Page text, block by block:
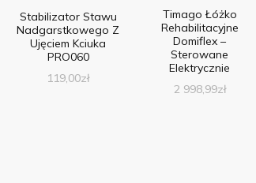
Stabilizator Stawu
Nadgarstkowego Z
Ujęciem Kciuka
PRO060
119,00zł
Timago Łóżko
Rehabilitacyjne
Domiflex –
Sterowane
Elektrycznie
2 998,99zł